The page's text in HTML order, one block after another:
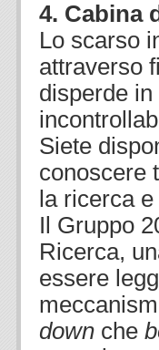
4. Cabina
Lo scarso
attraverso
disperde
Siete
conoscere
la ricerca
Il Gruppo
Ricerca,
essere
down che